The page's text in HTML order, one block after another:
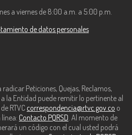
a viernes de 8:00 a.m. a 5:00 p.m.
de datos personales
Peticiones, Quejas, Reclamos,
la Entidad puede remitir lo pertinente al
RTVC correspondencia@rtvc.gov.co o
Contacto PQRSD. Al momento de
un código con el cual usted podrá